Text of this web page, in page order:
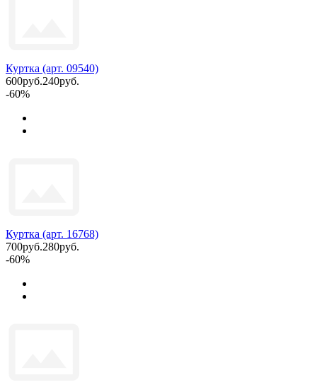
Куртка (арт. 09540)
600руб.240руб.
-60%
Куртка (арт. 16768)
700руб.280руб.
-60%